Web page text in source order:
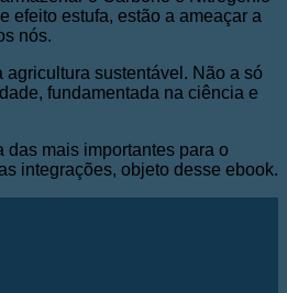
efeito estufa, estão a ameaçar a
nós.
agricultura sustentável. Não a só
fundamentada na ciência e
das mais importantes para o
integrações, objeto desse ebook.